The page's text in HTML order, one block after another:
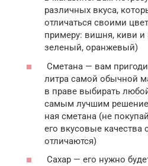
различных вкуса,
отличаться своими
примеру: вишня, киви
зеленый, оранжевый)
Сметана — вам
литра самой обычной
в праве выбирать
самым лучшим
ная сметана (не
его вкусовые качества
отличаются)
Сахар — его нужно